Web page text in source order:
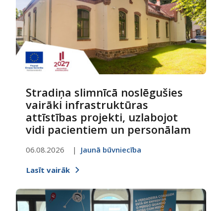
Stradiņa slimnīcā noslēgušies
vairāki infrastruktūras
attīstības projekti, uzlabojot
vidi pacientiem un personālam
06.08.2026 Jaunā būvniecība
Lasīt vairāk